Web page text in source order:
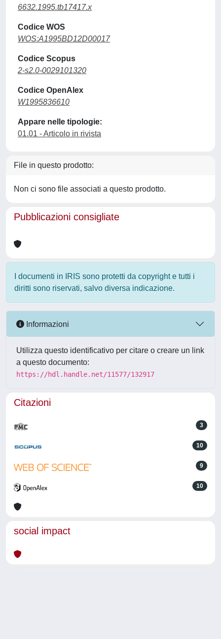
6632.1995.tb17417.x
Codice WOS
WOS:A1995BD12D00017
Codice Scopus
2-s2.0-0029101320
Codice OpenAlex
W1995836610
Appare nelle tipologie:
01.01 - Articolo in rivista
File in questo prodotto:
Non ci sono file associati a questo prodotto.
Pubblicazioni consigliate
I documenti in IRIS sono protetti da copyright e tutti i
diritti sono riservati, salvo diversa indicazione.
Informazioni
Utilizza questo identificativo per citare o creare un link
a questo documento:
https://hdl.handle.net/11577/132917
Citazioni
3
10
9
10
social impact